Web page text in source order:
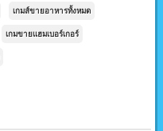
เกมส์ขายอาหารทั้งหมด
เกมขายแฮมเบอร์เกอร์